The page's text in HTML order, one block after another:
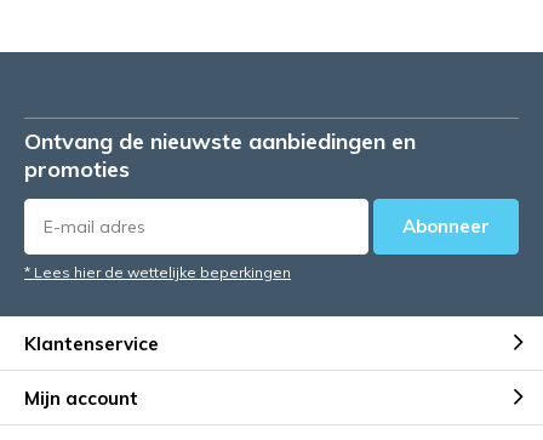
Ontvang de nieuwste aanbiedingen en
promoties
Abonneer
* Lees hier de wettelijke beperkingen
Klantenservice
Mijn account